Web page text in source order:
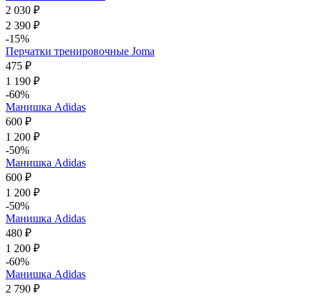
2 030 ₽
2 390 ₽
-15%
Перчатки тренировочные Joma
475 ₽
1 190 ₽
-60%
Манишка Adidas
600 ₽
1 200 ₽
-50%
Манишка Adidas
600 ₽
1 200 ₽
-50%
Манишка Adidas
480 ₽
1 200 ₽
-60%
Манишка Adidas
2 790 ₽